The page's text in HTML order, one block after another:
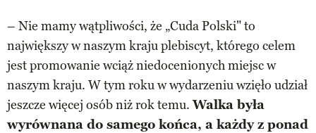
– Nie mamy wątpliwości, że „Cuda Polski" to
największy w naszym kraju plebiscyt, którego celem
jest promowanie wciąż niedocenionych miejsc w
naszym kraju. W tym roku w wydarzeniu wzięło udział
jeszcze więcej osób niż rok temu.Walka była
wyrównana do samego końca, a każdy z ponad